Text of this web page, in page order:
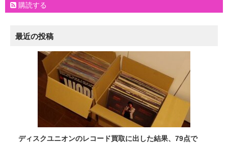
購読する
最近の投稿
ディスクユニオンのレコード買取に出した結果、79点で